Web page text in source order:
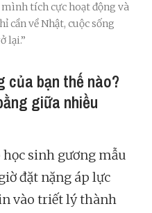
tích cực hoạt động và
cần về Nhật, cuộc sống
lại.”
của bạn thế nào?
giữa nhiều
sinh gương mẫu
đặt nặng áp lực
vào triết lý thành